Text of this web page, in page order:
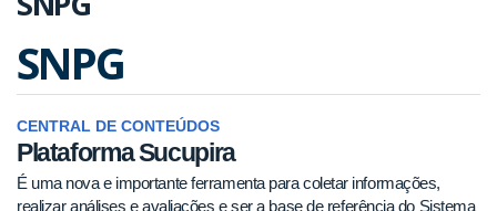
SNPG
CENTRAL DE CONTEÚDOS
Plataforma Sucupira
É uma nova e importante ferramenta para coletar informações,
realizar análises e avaliações e ser a base de referência do Sistema